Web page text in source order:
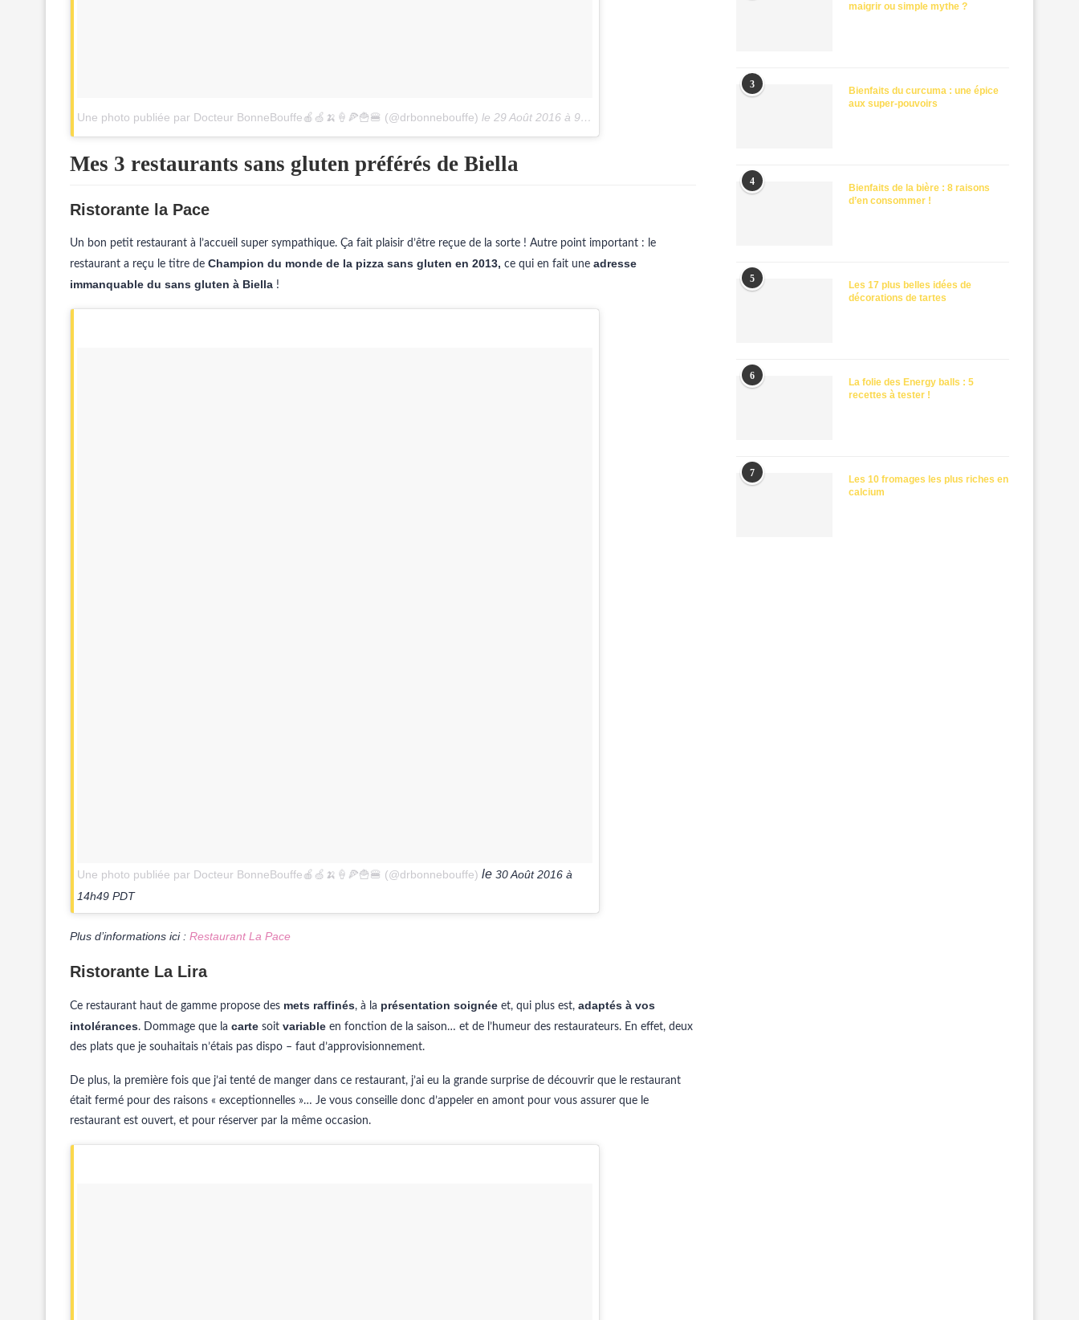
Une photo publiée par Docteur BonneBouffe🍎🍏🍌🍦🍕🍟🍔 (@drbonnebouffe) le 29 Août 2016 à 9h22 PDT
Mes 3 restaurants sans gluten préférés de Biella
Ristorante la Pace
Un bon petit restaurant à l’accueil super sympathique. Ça fait plaisir d’être reçue de la sorte ! Autre point important : le
restaurant a reçu le titre de Champion du monde de la pizza sans gluten en 2013, ce qui en fait une adresse
immanquable du sans gluten à Biella !
Une photo publiée par Docteur BonneBouffe🍎🍏🍌🍦🍕🍟🍔 (@drbonnebouffe) le 30 Août 2016 à
14h49 PDT
Plus d’informations ici : Restaurant La Pace
Ristorante La Lira
Ce restaurant haut de gamme propose des mets raffinés, à la présentation soignée et, qui plus est, adaptés à vos
intolérances. Dommage que la carte soit variable en fonction de la saison… et de l’humeur des restaurateurs. En effet, deux
des plats que je souhaitais n’étais pas dispo – faut d’approvisionnement.
De plus, la première fois que j’ai tenté de manger dans ce restaurant, j’ai eu la grande surprise de découvrir que le restaurant
était fermé pour des raisons « exceptionnelles »… Je vous conseille donc d’appeler en amont pour vous assurer que le
restaurant est ouvert, et pour réserver par la même occasion.
maigrir ou simple mythe ?
3
Bienfaits du curcuma : une épice
aux super-pouvoirs
4
Bienfaits de la bière : 8 raisons
d’en consommer !
5
Les 17 plus belles idées de
décorations de tartes
6
La folie des Energy balls : 5
recettes à tester !
7
Les 10 fromages les plus riches en
calcium